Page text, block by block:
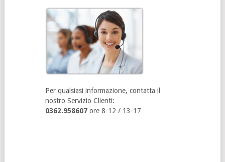
Per qualsiasi informazione, contatta il
nostro Servizio Clienti:
0362.958607ore 8-12 / 13-17